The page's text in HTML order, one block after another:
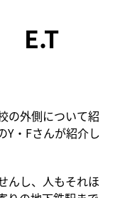
E.T
の外側について紹
Y・Fさんが紹介し
んし、人もそれほ